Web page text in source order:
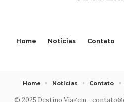
Home Notícias Contato
© 2025 Destino Viagem -
Home Notícias Contato